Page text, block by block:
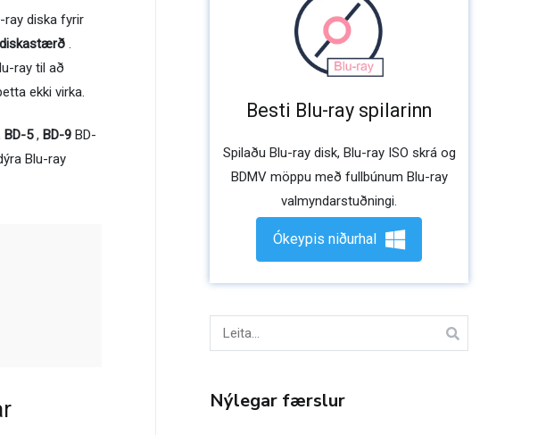
ray diska fyrir
ray til að
ekki virka.
BD-5, BD-9 BD-
Blu-ray
Besti Blu-ray spilarinn
Spilaðu Blu-ray disk, Blu-ray ISO skrá og
BDMV möppu með fullbúnum Blu-ray
valmyndarstuðningi.
Ókeypis niðurhal
Leita
að:
Nýlegar færslur